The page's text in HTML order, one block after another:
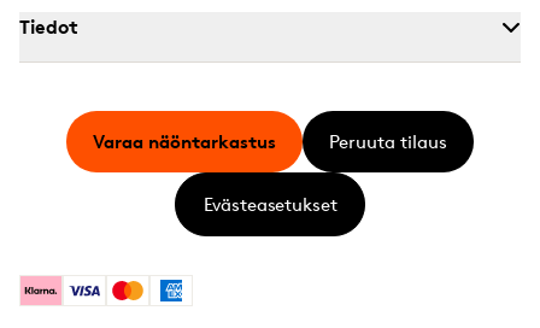
Tiedot
KlarnaVisa MastercardAmerican Express
Varaa näöntarkastus Peruuta tilaus
Evästeasetukset